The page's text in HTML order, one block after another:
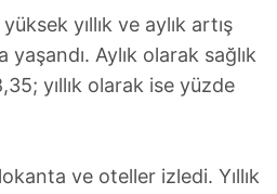
yıllık ve aylık artış
yaşandı. Aylık olarak sağlık
yıllık olarak ise yüzde
ve oteller izledi. Yıllık